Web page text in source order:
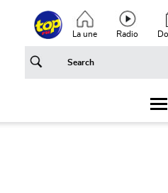
Aller au contenu principal
Top
La une Radio